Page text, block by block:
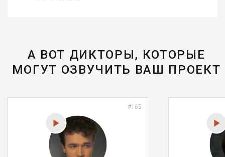
А ВОТ ДИКТОРЫ, КОТОРЫЕ
МОГУТ ОЗВУЧИТЬ ВАШ ПРОЕКТ
#165